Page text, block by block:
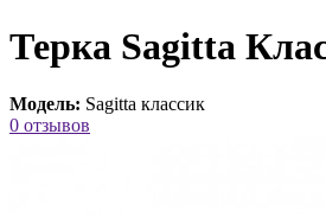
Терка Sagitta
Модель: Sagitta классик
0 отзывов